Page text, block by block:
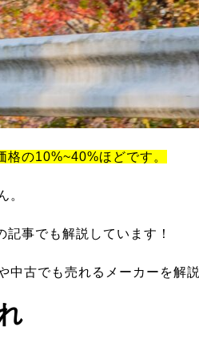
格の10%~40%ほどです。
。
事でも解説しています！
中古でも売れるメーカーを解説